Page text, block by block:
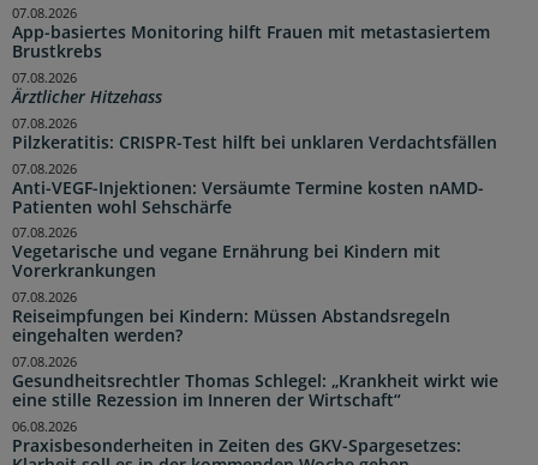
App-basiertes Monitoring hilft Frauen mit metastasiertem
Brustkrebs
07.08.2026
Ärztlicher Hitzehass
07.08.2026
Pilzkeratitis: CRISPR-Test hilft bei unklaren Verdachtsfällen
07.08.2026
Anti-VEGF-Injektionen: Versäumte Termine kosten nAMD-
Patienten wohl Sehschärfe
07.08.2026
Vegetarische und vegane Ernährung bei Kindern mit
Vorerkrankungen
07.08.2026
Reiseimpfungen bei Kindern: Müssen Abstandsregeln
eingehalten werden?
07.08.2026
Gesundheitsrechtler Thomas Schlegel: „Krankheit wirkt wie
eine stille Rezession im Inneren der Wirtschaft“
07.08.2026
Praxisbesonderheiten in Zeiten des GKV-Spargesetzes:
06.08.2026